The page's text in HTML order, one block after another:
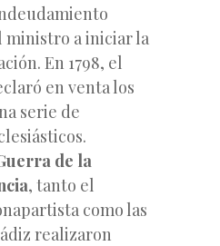
ministro a iniciar la
En 1798, el
en venta los
serie de
de la
, tanto el
como las
realizaron